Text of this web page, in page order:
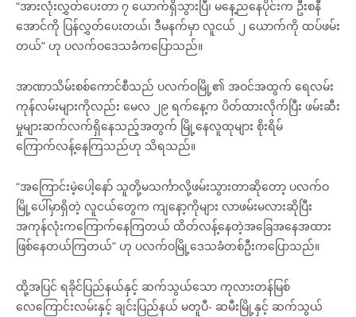
“အားလုံးလွှတ်ပေးတာ ၇ ယောက်ရှိသွားပြီ၊ မနေ့ညနေပိုင်းက ဦးစနီ
အောင်ကို ပြန်လွှတ်ပေးတယ်၊ ဒီမနက်မှာ လူငယ် ၂ ယောက်ကို ထပ်ဖမ်း
တယ်” ဟု ပလက်ဝဒေသခံကပြောသည်။
အာဏာသိမ်းစစ်ကောင်စီသည် ပလက်ဝမြို့၏ အဝင်အထွက် ရေလမ်း
ကုန်လမ်းများကိုလည်း မေလ ၂၉ ရက်နေ့က ပိတ်ထားလိုက်ပြီး ဖမ်းဆီး
မှုများဆက်လက်ရှိနေသည့်အတွက် မြို့နေလူထုများ စိုးရိမ်
ကြောက်လန့်နေကြသည်ဟု သိရသည်။
“အကြောင်းမဲ့ပေါ့နော် သူတို့မသင်္ကာလို့ဖမ်းသွားတာဆိုတော့ ပလက်ဝ
မြို့ပေါ်မှာရှိတဲ့ လူငယ်တွေက ကျနော့ကိုများ လာဖမ်းမလားဆိုပြီး
အကုန်လုံးကကြောက်နေကြတယ် ထိတ်လန့်နေတဲ့အခြေအနေအထား
ဖြစ်နေတယ်ကြတယ်” ဟု ပလက်ဝမြို့ဒေသခံတစ်ဦးကပြောသည်။
ထို့အပြင် ရခိုင်ပြည်နယ်နှင့် ဆက်သွယ်သော ကုလားတန်မြစ်
လေကြောင်းလမ်းနှင့် ချင်းပြည်နယ် မတူပီ- ဆမီးမြို့နှင့် ဆက်သွယ်